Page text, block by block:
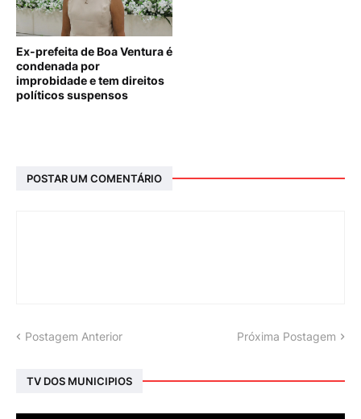
Ex-prefeita de Boa Ventura é
condenada por
improbidade e tem direitos
políticos suspensos
POSTAR UM COMENTÁRIO
Postagem Anterior Próxima Postagem
TV DOS MUNICIPIOS